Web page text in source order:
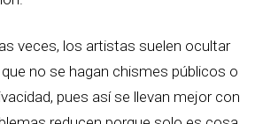
veces, los artistas suelen ocultar
no se hagan chismes públicos o
pues así se llevan mejor con